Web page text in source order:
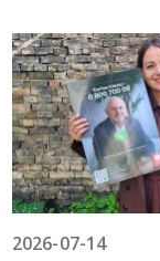
2026-07-14